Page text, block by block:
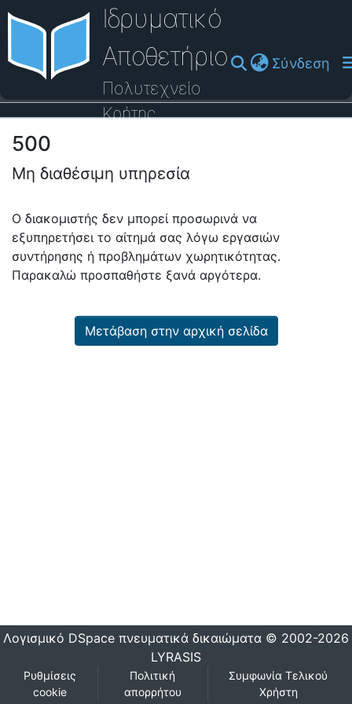
Ιδρυματικό
Αποθετήριο
Πολυτεχνείο
Κρήτης
Σύνδεση
Οδηγός Βοήθειας
500
Μη διαθέσιμη υπηρεσία
Ο διακομιστής δεν μπορεί προσωρινά να
εξυπηρετήσει το αίτημά σας λόγω εργασιών
συντήρησης ή προβλημάτων χωρητικότητας.
Παρακαλώ προσπαθήστε ξανά αργότερα.
Μετάβαση στην αρχική σελίδα
Λογισμικό DSpace πνευματικά δικαιώματα © 2002-2026
LYRASIS
Ρυθμίσεις
cookie
Πολιτική
απορρήτου
Συμφωνία Τελικού
Χρήστη